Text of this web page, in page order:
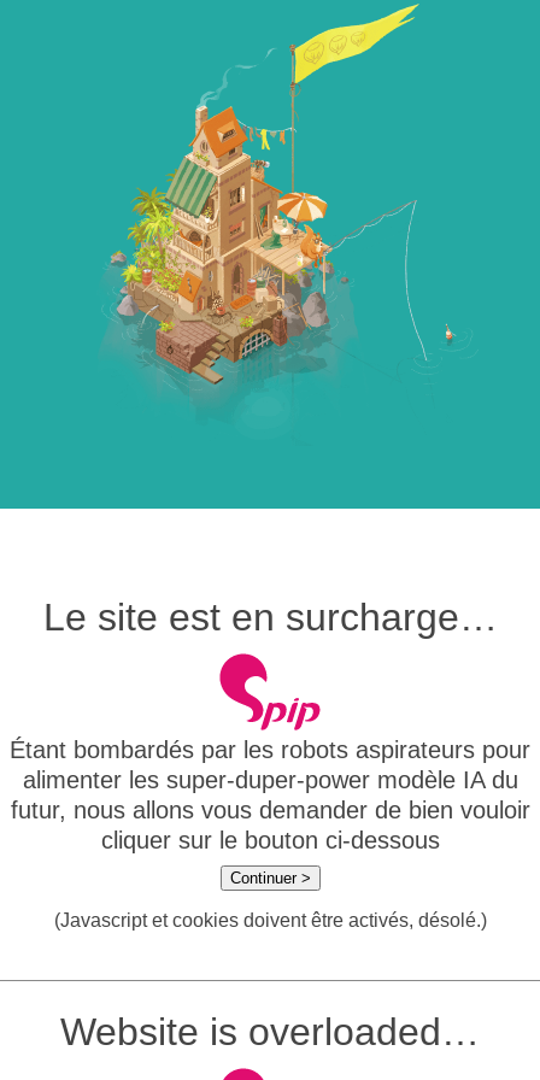
Le site est en surcharge…
Étant bombardés par les robots aspirateurs pour
alimenter les super-duper-power modèle IA du
futur, nous allons vous demander de bien vouloir
cliquer sur le bouton ci-dessous
Continuer >
(Javascript et cookies doivent être activés, désolé.)
Website is overloaded…